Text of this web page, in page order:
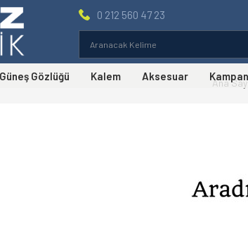
0 212 560 47 23
Güneş Gözlüğü Kalem Aksesuar
Ana